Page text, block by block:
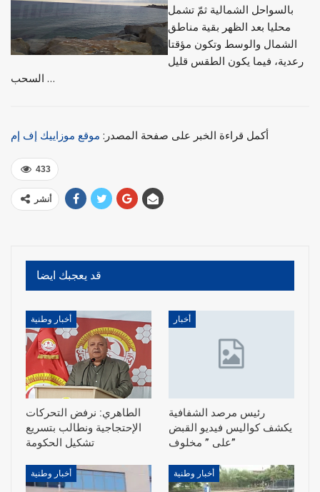
بالسواحل الشمالية ثمّ تشمل
محليا بعد الظهر بقية مناطق
الشمال والوسط وتكون مؤقتا
رعدية، فيما يكون الطقس قليل
السحب …
أكمل قراءة الخبر على صفحة المصدر: موقع موزاييك إف إم
433
أنشر
قد يعجبك ايضا
أخبار وطنية
الطاهري: نرفض التحركات
الإحتجاجية ونطالب بتسريع
أخبار
رئيس مرصد الشفافية
يكشف كواليس فيديو القبض
على ” مخلوف”
أخبار وطنية أخبار وطنية